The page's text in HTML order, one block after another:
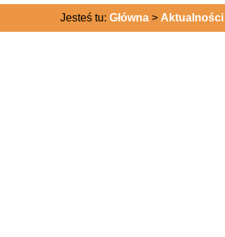
Jesteś tu: Główna > Aktualności